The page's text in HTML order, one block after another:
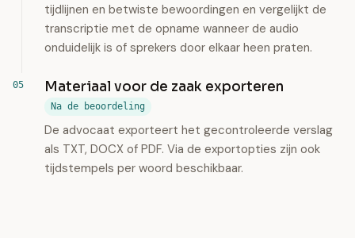
tijdlijnen en betwiste bewoordingen en vergelijkt de
transcriptie met de opname wanneer de audio
onduidelijk is of sprekers door elkaar heen praten.
Materiaal voor de zaak exporteren
Na de beoordeling
De advocaat exporteert het gecontroleerde verslag
als TXT, DOCX of PDF. Via de exportopties zijn ook
tijdstempels per woord beschikbaar.